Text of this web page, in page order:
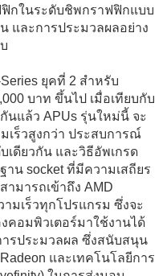
กในระดับชิพกราฟฟิกแบบ
และการประมวลผลอย่าง
ยุคที่ 2 สำหรับ
บาท ขึ้นไป เมื่อเทียบกับ
นแล้ว APUs รุ่นใหม่นี้ จะ
เร็วสูงกว่า ประสบการณ์
เดียวกัน และวิธีอัพเกรด
น socket ที่มีความเสถียร
ามารถเข้าถึง AMD
มเร็วทุกโปรแกรม ซึ่งจะ
คอมพิวเตอร์มาใช้งานได้
ารประมวลผล ซึ่งสนับสนุน
และเทคโนโลยีการ